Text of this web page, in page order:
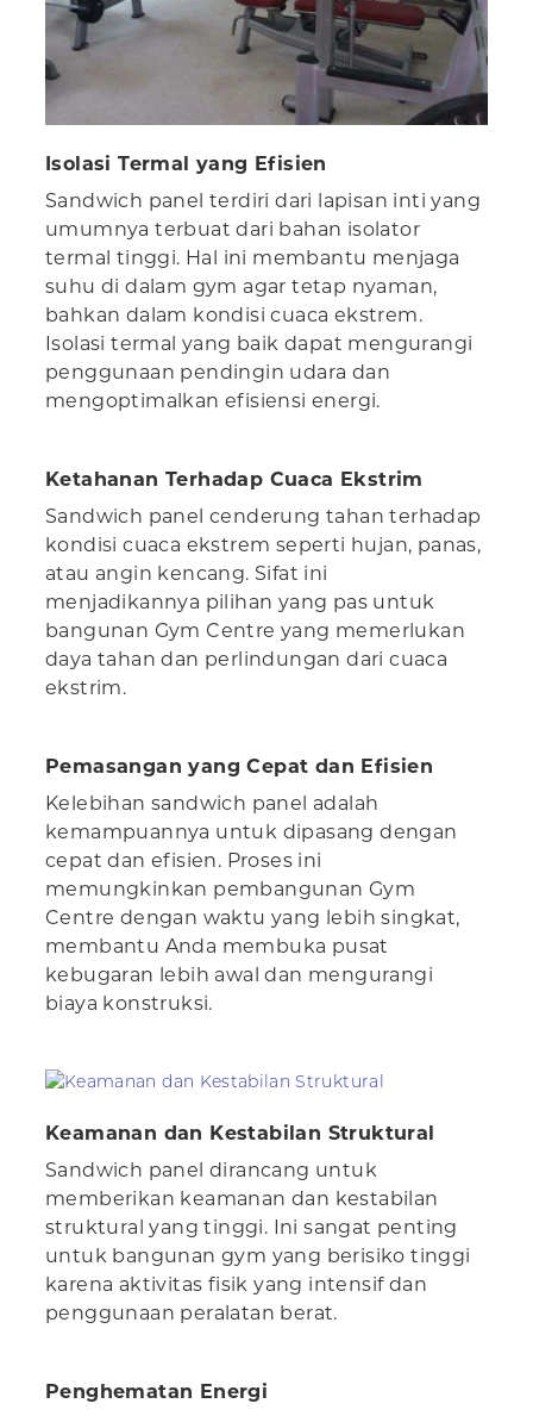
Isolasi Termal yang Efisien
Sandwich panel terdiri dari lapisan inti yang
umumnya terbuat dari bahan isolator
termal tinggi. Hal ini membantu menjaga
suhu di dalam gym agar tetap nyaman,
bahkan dalam kondisi cuaca ekstrem.
Isolasi termal yang baik dapat mengurangi
penggunaan pendingin udara dan
mengoptimalkan efisiensi energi.
Ketahanan Terhadap Cuaca Ekstrim
Sandwich panel cenderung tahan terhadap
kondisi cuaca ekstrem seperti hujan, panas,
atau angin kencang. Sifat ini
menjadikannya pilihan yang pas untuk
bangunan Gym Centre yang memerlukan
daya tahan dan perlindungan dari cuaca
ekstrim.
Pemasangan yang Cepat dan Efisien
Kelebihan sandwich panel adalah
kemampuannya untuk dipasang dengan
cepat dan efisien. Proses ini
memungkinkan pembangunan Gym
Centre dengan waktu yang lebih singkat,
membantu Anda membuka pusat
kebugaran lebih awal dan mengurangi
biaya konstruksi.
Keamanan dan Kestabilan Struktural
Sandwich panel dirancang untuk
memberikan keamanan dan kestabilan
struktural yang tinggi. Ini sangat penting
untuk bangunan gym yang berisiko tinggi
karena aktivitas fisik yang intensif dan
penggunaan peralatan berat.
Penghematan Energi